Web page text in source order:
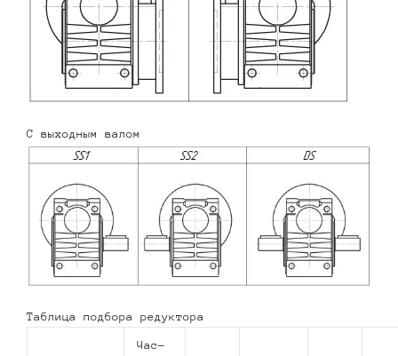
С выходным валом
Таблица подбора редуктора
Час­